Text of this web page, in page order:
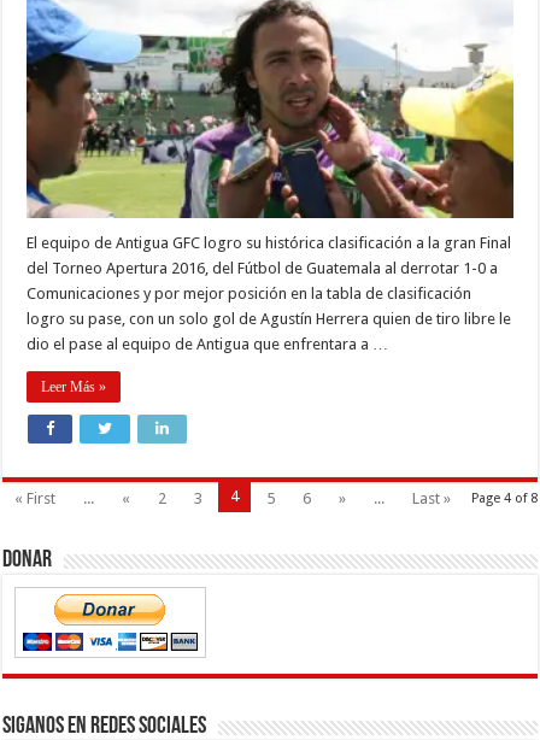
El equipo de Antigua GFC logro su histórica clasificación a la gran Final
del Torneo Apertura 2016, del Fútbol de Guatemala al derrotar 1-0 a
Comunicaciones y por mejor posición en la tabla de clasificación
logro su pase, con un solo gol de Agustín Herrera quien de tiro libre le
dio el pase al equipo de Antigua que enfrentara a …
Leer Más »
Page 4 of 8
« First ... « 2 3 4 5 6 » ... Last »
Donar
Siganos en Redes Sociales